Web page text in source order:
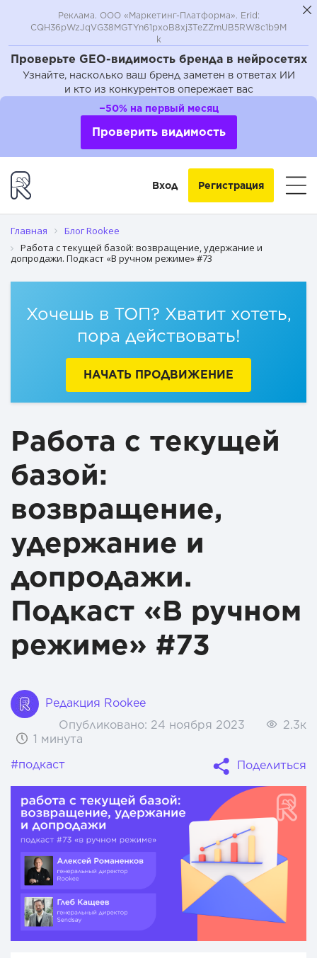
Проверьте GEO-видимость бренда в нейросетях
Узнайте, насколько ваш бренд заметен в ответах ИИ
и кто из конкурентов опережает вас
Реклама. ООО «Маркетинг-Платформа». Erid:
CQH36pWzJqVG38MGTYn61pxoB8xj3TeZZmUB5RW8c1b9M
k
−50% на первый месяц
Проверить видимость
Вход Регистрация
Главная
Блог Rookee
Работа с текущей базой: возвращение, удержание и
допродажи. Подкаст «В ручном режиме» #73
Хочешь в ТОП? Хватит хотеть,
пора действовать!
НАЧАТЬ ПРОДВИЖЕНИЕ
Работа с текущей
базой:
возвращение,
удержание и
допродажи.
Подкаст «В ручном
режиме» #73
Редакция Rookee
Опубликовано: 24 ноября 2023
2.3к
1 минута
#подкаст
Поделиться